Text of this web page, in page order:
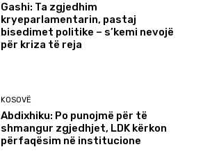
Gashi: Ta zgjedhim
kryeparlamentarin, pastaj
bisedimet politike – s’kemi nevojë
për kriza të reja
KOSOVË
Abdixhiku: Po punojmë për të
shmangur zgjedhjet, LDK kërkon
përfaqësim në institucione